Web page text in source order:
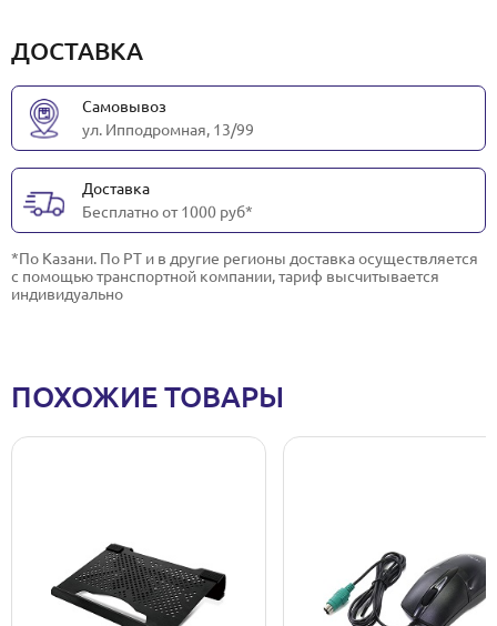
ДОСТАВКА
Самовывоз
ул. Ипподромная, 13/99
Доставка
Бесплатно от 1000 руб*
*По Казани. По РТ и в другие регионы доставка осуществляется
с помощью транспортной компании, тариф высчитывается
индивидуально
ПОХОЖИЕ ТОВАРЫ